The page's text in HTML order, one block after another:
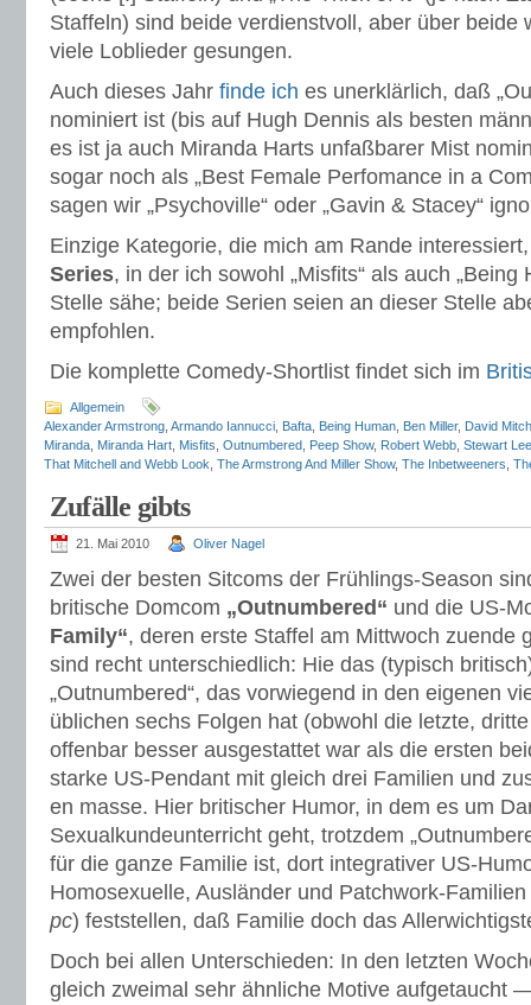
Staffeln) sind beide verdienstvoll, aber über beide
viele Loblieder gesungen.
Auch dieses Jahr finde ich es unerklärlich, daß
nominiert ist (bis auf Hugh Dennis als besten
es ist ja auch Miranda Harts unfaßbarer Mist
sogar noch als „Best Female Perfomance in a
sagen wir „Psychoville“ oder „Gavin & Stacey“
Einzige Kategorie, die mich am Rande
Series, in der ich sowohl „Misfits“ als auch „Being
Stelle sähe; beide Serien seien an dieser Stelle
empfohlen.
Die komplette Comedy-Shortlist findet sich im
Allgemein
Alexander Armstrong Armando Iannucci Bafta Being Human Ben Miller, David
Miranda Miranda Hart Misfits Outnumbered Peep Show, Robert Webb Stewart Lee
That Mitchell and Webb Look The Armstrong And Miller Show, The Inbetweeners
Zufälle gibts
21. Mai 2010 Oliver Nagel
Zwei der besten Sitcoms der Frühlings-Season
britische Domcom „Outnumbered“ und die US-
Family“, deren erste Staffel am Mittwoch zuende
sind recht unterschiedlich: Hie das (typisch
„Outnumbered“, das vorwiegend in den eigenen
üblichen sechs Folgen hat (obwohl die letzte,
offenbar besser ausgestattet war als die ersten
starke US-Pendant mit gleich drei Familien und
en masse. Hier britischer Humor, in dem es um
Sexualkundeunterricht geht, trotzdem
für die ganze Familie ist, dort integrativer US-
Homosexuelle, Ausländer und Patchwork-
pc) feststellen, daß Familie doch das
Doch bei allen Unterschieden: In den letzten
gleich zweimal sehr ähnliche Motive aufgetaucht